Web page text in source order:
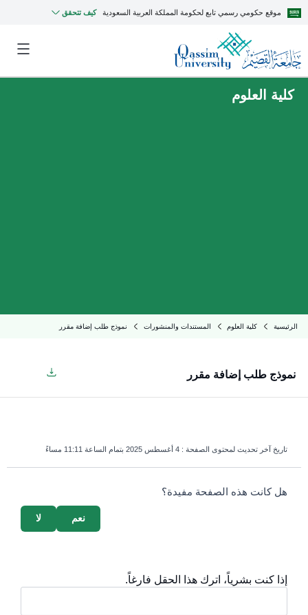
موقع حكومي رسمي تابع لحكومة المملكة العربية السعودية كيف تتحقق
كلية العلوم
الرئيسية كلية العلوم المستندات والمنشورات نموذج طلب إضافة مقرر
نموذج طلب إضافة مقرر
تاريخ آخر تحديث لمحتوى الصفحة : 4 أغسطس 2025 بتمام الساعة 11:11 مساءً
survey_v2
هل كانت هذه الصفحة مفيدة؟
لا نعم
إذا كنت بشرياً، اترك هذا الحقل فارغاً.